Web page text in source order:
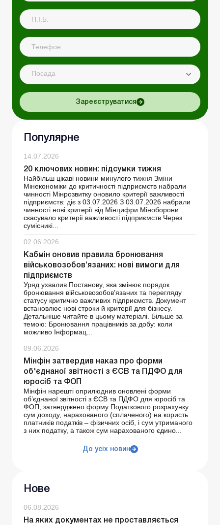
Посада
Зареєструватися
Популярне
14.07.2026
20 ключових новин: підсумки тижня
Найбільш цікаві новини минулого тижня Зміни
Мінекономіки до критичності підприємств набрали
чинності Мінрозвитку оновило критерії важливості
підприємств: діє з 03.07.2026 З 03.07.2026 набрали
чинності нові критерії від Мінцифри Міноборони
скасувало критерії важливості підприємств Через
сумісникі...
02.06.2026
Кабмін оновив правила бронювання
військовозобов’язаних: нові вимоги для
підприємств
Уряд ухвалив Постанову, яка змінює порядок
бронювання військовозобов’язаних та перегляду
статусу критично важливих підприємств. Документ
встановлює нові строки й критерії для бізнесу.
Детальніше читайте в цьому матеріалі. Більше за
темою: Бронювання працівників за добу: коли
можливо Інформац...
09.06.2026
Мінфін затвердив наказ про форми
об'єднаної звітності з ЄСВ та ПДФО для
юросіб та ФОП
Мінфін нарешті оприлюднив оновлені форми
об’єднаної звітності з ЄСВ та ПДФО для юросіб та
ФОП, затверджено форму Податкового розрахунку
сум доходу, нарахованого (сплаченого) на користь
платників податків – фізичних осіб, і сум утриманого
з них податку, а також сум нарахованого єдино...
До усіх новин
Нове
06.08.2026
На яких документах не проставляється